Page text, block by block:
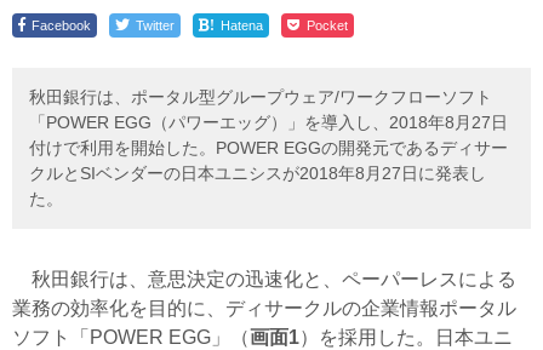
Facebook Twitter ! Hatena Pocket
秋田銀行は、ポータル型グループウェア/ワークフローソフト
「POWER EGG（パワーエッグ）」を導入し、2018年8月27日
付けで利用を開始した。POWER EGGの開発元であるディサー
クルとSIベンダーの日本ユニシスが2018年8月27日に発表し
た。
秋田銀行は、意思決定の迅速化と、ペーパーレスによる
業務の効率化を目的に、ディサークルの企業情報ポータル
ソフト「POWER EGG」（画面1）を採用した。日本ユニ